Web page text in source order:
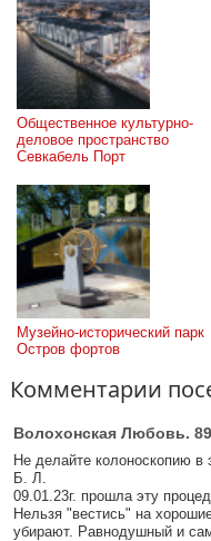
Общественное культурно-
деловое пространство
Севкабель Порт
Музейно-исторический парк
Остров фортов
Комментарии
Волохонская Любовь.
Не делайте колоноскопию в
Б. Л.
09.01.23г. прошла эту
Нельзя "вестись" на
убирают. Равнодушный и